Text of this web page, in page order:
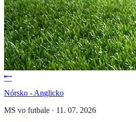
Nórsko - Anglicko
MS vo futbale · 11. 07. 2026